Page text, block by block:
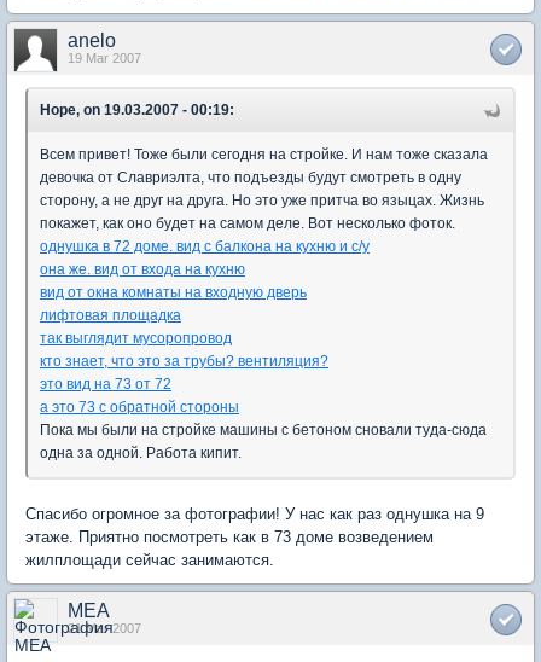
anelo
19 Mar 2007
Hope, on 19.03.2007 - 00:19:
Всем привет! Тоже были сегодня на стройке. И нам тоже сказала
девочка от Славриэлта, что подъезды будут смотреть в одну
сторону, а не друг на друга. Но это уже притча во языцах. Жизнь
покажет, как оно будет на самом деле. Вот несколько фоток.
однушка в 72 доме. вид с балкона на кухню и с/у
она же. вид от входа на кухню
вид от окна комнаты на входную дверь
лифтовая площадка
так выглядит мусоропровод
кто знает, что это за трубы? вентиляция?
это вид на 73 от 72
а это 73 с обратной стороны
Пока мы были на стройке машины с бетоном сновали туда-сюда
одна за одной. Работа кипит.
Спасибо огромное за фотографии! У нас как раз однушка на 9
этаже. Приятно посмотреть как в 73 доме возведением
жилплощади сейчас занимаются.
MEA
21 Mar 2007